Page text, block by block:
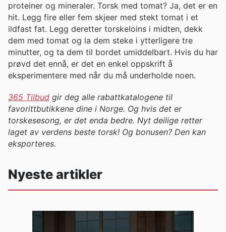
proteiner og mineraler. Torsk med tomat? Ja, det er en
hit. Legg fire eller fem skjeer med stekt tomat i et
ildfast fat. Legg deretter torskeloins i midten, dekk
dem med tomat og la dem steke i ytterligere tre
minutter, og ta dem til bordet umiddelbart. Hvis du har
prøvd det ennå, er det en enkel oppskrift å
eksperimentere med når du må underholde noen.
365 Tilbud gir deg alle rabattkatalogene til
favorittbutikkene dine i Norge. Og hvis det er
torskesesong, er det enda bedre. Nyt deilige retter
laget av verdens beste torsk! Og bonusen? Den kan
eksporteres.
Nyeste artikler